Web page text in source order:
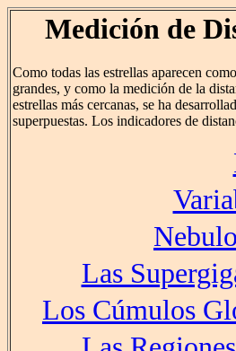
Medición de
Como todas las estrellas aparecen
grandes, y como la medición de la
estrellas más cercanas, se ha
superpuestas. Los indicadores de
Las
Los Cúmulos